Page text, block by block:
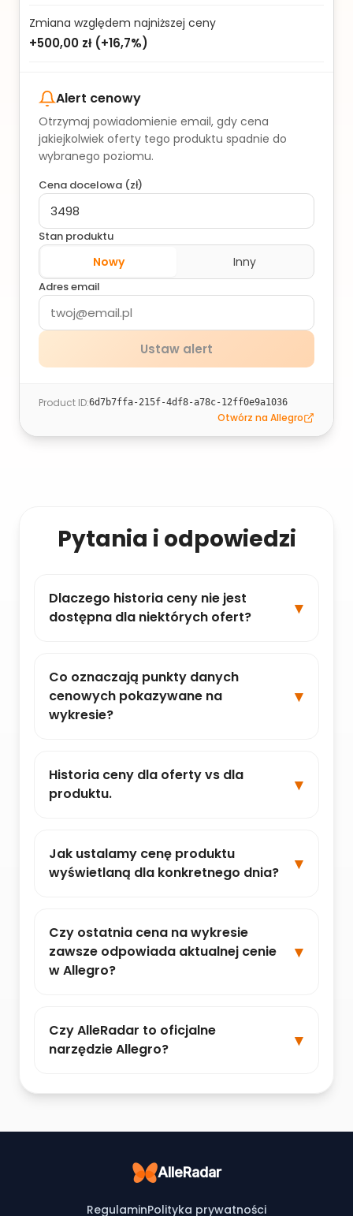
Zmiana względem najniższej ceny
+500,00 zł(+16,7%)
Alert cenowy
Otrzymaj powiadomienie email, gdy cena
jakiejkolwiek oferty tego produktu spadnie do
wybranego poziomu.
Cena docelowa (zł)
Stan produktu
Nowy Inny
Adres email
Ustaw alert
Product ID:6d7b7ffa-215f-4df8-a78c-12ff0e9a1036
Otwórz na Allegro
Pytania i odpowiedzi
Dlaczego historia ceny nie jest
dostępna dla niektórych ofert?
Co oznaczają punkty danych
cenowych pokazywane na
wykresie?
Historia ceny dla oferty vs dla
produktu.
Jak ustalamy cenę produktu
wyświetlaną dla konkretnego dnia?
Czy ostatnia cena na wykresie
zawsze odpowiada aktualnej cenie
w Allegro?
Czy AlleRadar to oficjalne
narzędzie Allegro?
AlleRadar
RegulaminPolityka prywatności